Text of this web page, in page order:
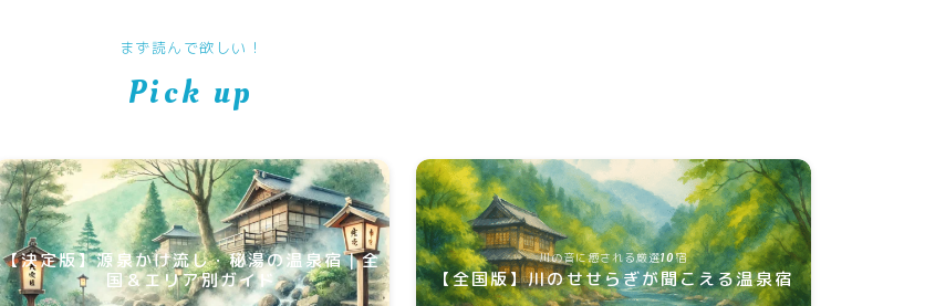
まず読んで欲しい！
Pick up
【決定版】源泉かけ流し・秘湯の温泉宿｜全
国＆エリア別ガイド
川の音に癒される厳選10宿
【全国版】川のせせらぎが聞こえる温泉宿